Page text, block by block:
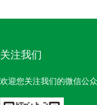
关注我们
欢迎您关注我们的微信公